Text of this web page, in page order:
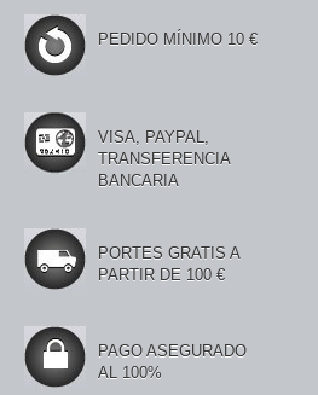
PEDIDO MÍNIMO 10 €
VISA, PAYPAL,
TRANSFERENCIA
BANCARIA
PORTES GRATIS A
PARTIR DE 100 €
PAGO ASEGURADO
AL 100%